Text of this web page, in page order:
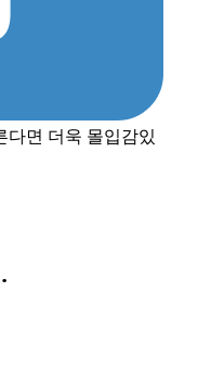
다면 더욱 몰입감있